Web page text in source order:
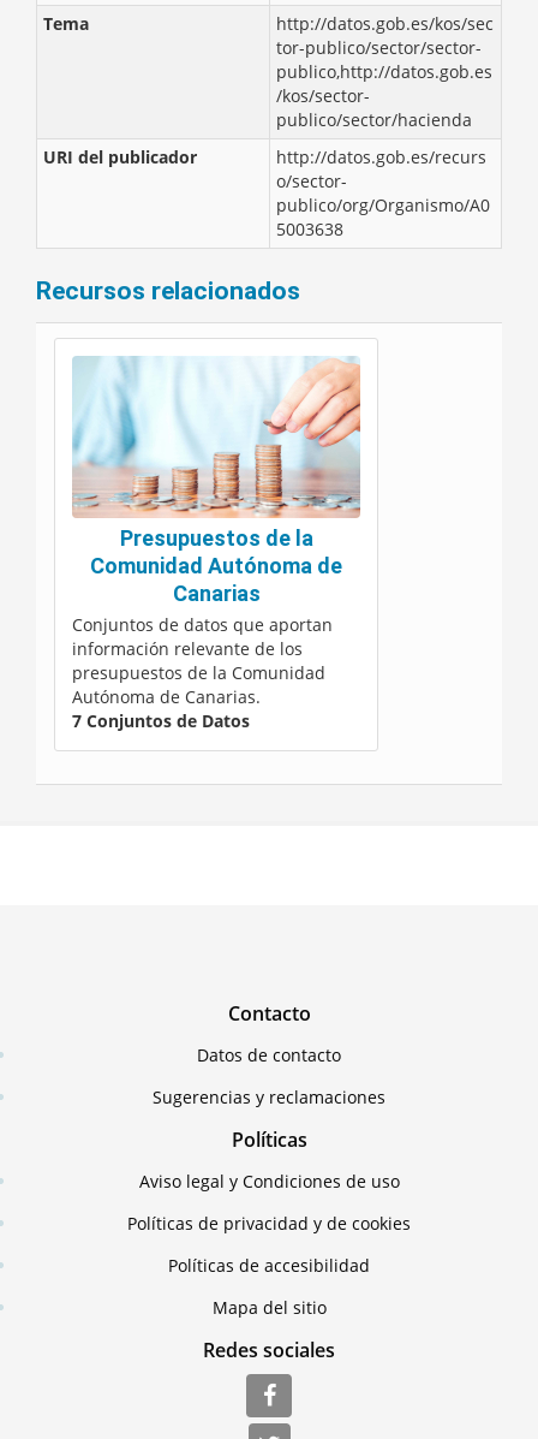
Tema
http://datos.gob.es/kos/sec
tor-publico/sector/sector-
publico,http://datos.gob.es
/kos/sector-
publico/sector/hacienda
URI del publicador
http://datos.gob.es/recurs
o/sector-
publico/org/Organismo/A0
5003638
Recursos relacionados
Presupuestos de la
Comunidad Autónoma de
Canarias
Conjuntos de datos que aportan
información relevante de los
presupuestos de la Comunidad
Autónoma de Canarias.
7 Conjuntos de Datos
Contacto
Datos de contacto
Sugerencias y reclamaciones
Políticas
Aviso legal y Condiciones de uso
Políticas de privacidad y de cookies
Políticas de accesibilidad
Mapa del sitio
Redes sociales